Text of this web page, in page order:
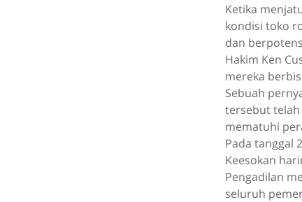
Ketika
kondisi toko
dan
Hakim Ken
mereka
Sebuah
tersebut
mematuhi
Pada tanggal
Keesokan
Pengadilan
seluruh